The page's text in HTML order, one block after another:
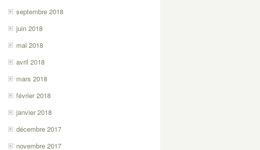
septembre 2018
juin 2018
mai 2018
avril 2018
mars 2018
février 2018
janvier 2018
décembre 2017
novembre 2017